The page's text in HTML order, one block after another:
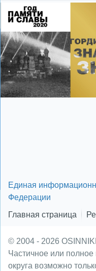
Единая
Федерации
Главная страница
© 2004 - 2026
Частичное или
округа возможно